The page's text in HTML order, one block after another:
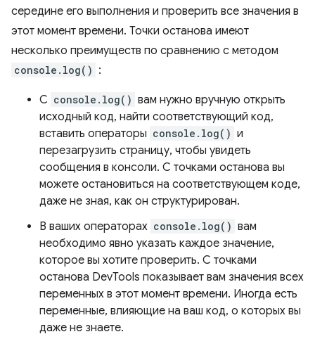
середине его выполнения и проверить все значения в
этот момент времени. Точки останова имеют
несколько преимуществ по сравнению с методом
console.log() :
С console.log() вам нужно вручную открыть
исходный код, найти соответствующий код,
вставить операторы console.log() и
перезагрузить страницу, чтобы увидеть
сообщения в консоли. С точками останова вы
можете остановиться на соответствующем коде,
даже не зная, как он структурирован.
В ваших операторах console.log() вам
необходимо явно указать каждое значение,
которое вы хотите проверить. С точками
останова DevTools показывает вам значения всех
переменных в этот момент времени. Иногда есть
переменные, влияющие на ваш код, о которых вы
даже не знаете.